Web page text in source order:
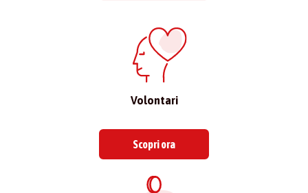
Volontari
Scopri ora